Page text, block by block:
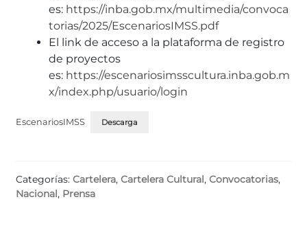
es: https://inba.gob.mx/multimedia/convoca
torias/2025/EscenariosIMSS.pdf
El link de acceso a la plataforma de registro
de proyectos
es: https://escenariosimsscultura.inba.gob.m
x/index.php/usuario/login
EscenariosIMSS Descarga
Categorías: Cartelera, Cartelera Cultural , Convocatorias,
Nacional , Prensa